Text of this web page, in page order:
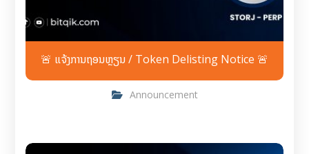
🚨 ແຈ້ງການຖອນຫຼຽນ / Token Delisting Notice 🚨
Announcement